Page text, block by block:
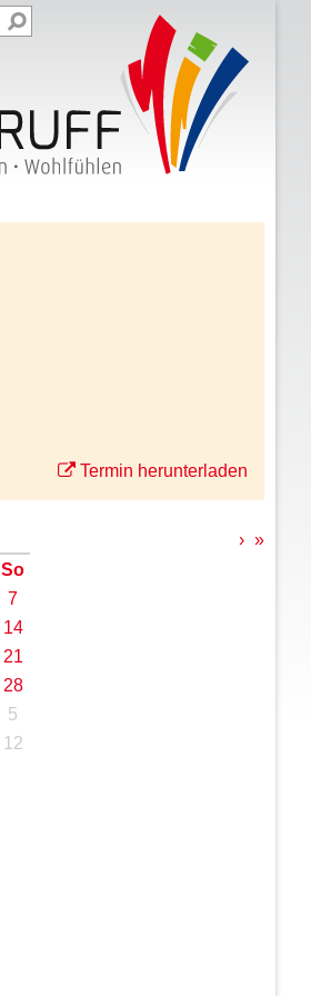
Termin herunterladen
So
7
14
21
28
5
12
› »